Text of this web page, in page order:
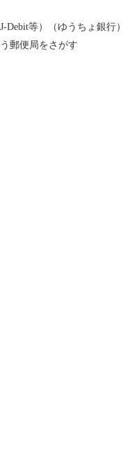
Debit等）（ゆうちょ銀行）
郵便局をさがす